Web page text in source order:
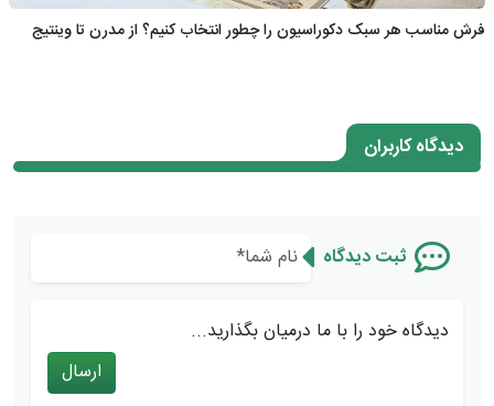
فرش مناسب هر سبک دکوراسیون را چطور انتخاب کنیم؟ از مدرن تا وینتیج
دیدگاه کاربران
ثبت دیدگاه
دیدگاه خود را با ما درمیان بگذارید...
ارسال